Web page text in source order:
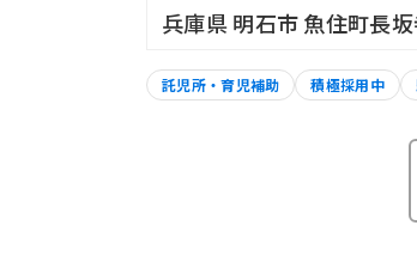
兵庫県 明石市 魚住町長
託児所・育児補助 積極採用中